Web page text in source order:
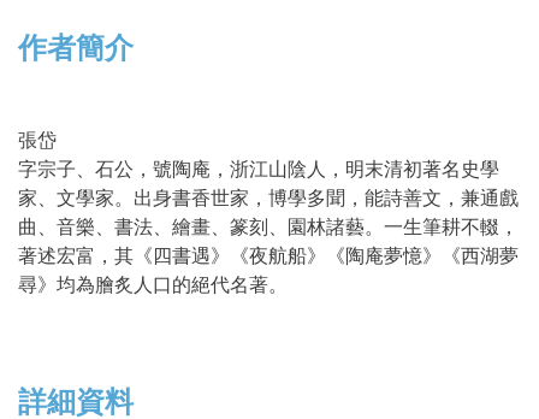
作者簡介
張岱
字宗子、石公，號陶庵，浙江山陰人，明末清初著名史學
家、文學家。出身書香世家，博學多聞，能詩善文，兼通戲
曲、音樂、書法、繪畫、篆刻、園林諸藝。一生筆耕不輟，
著述宏富，其《四書遇》《夜航船》《陶庵夢憶》《西湖夢
尋》均為膾炙人口的絕代名著。
詳細資料